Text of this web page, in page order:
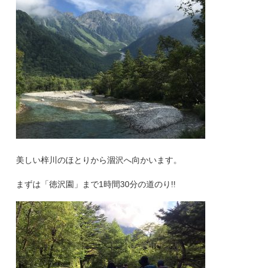
美しい梓川のほとりから涸沢へ向かいます。
まずは「徳沢園」まで1時間30分の道のり!!